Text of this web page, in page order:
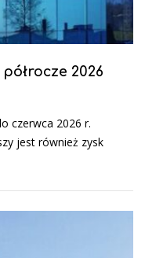
2026
czerwca 2026 r.
jest również zysk